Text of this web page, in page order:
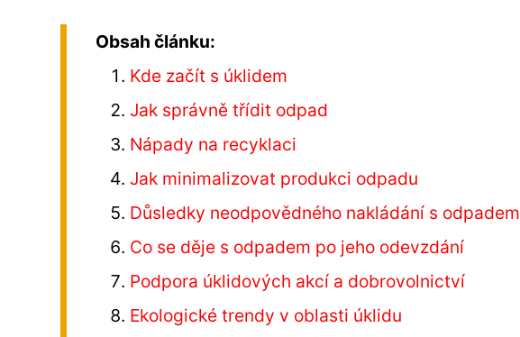
Obsah článku:
Kde začít s úklidem
Jak správně třídit odpad
Nápady na recyklaci
Jak minimalizovat produkci odpadu
Důsledky neodpovědného nakládání s odpadem
Co se děje s odpadem po jeho odevzdání
Podpora úklidových akcí a dobrovolnictví
Ekologické trendy v oblasti úklidu